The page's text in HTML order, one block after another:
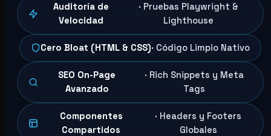
Auditoría de
Velocidad
· Pruebas Playwright &
Lighthouse
Cero Bloat (HTML & CSS)· Código Limpio Nativo
SEO On-Page
Avanzado
· Rich Snippets y Meta
Tags
Componentes
Compartidos
· Headers y Footers
Globales